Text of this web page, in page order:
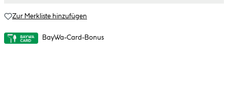
Zur Merkliste hinzufügen
BayWa-Card-Bonus